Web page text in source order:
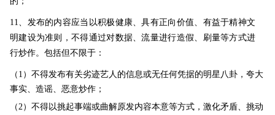
11、发布的内容应当以积极健康、具有正向价值、有益于精神文
明建设为准则，不得通过对数据、流量进行造假、刷量等方式进
行炒作。包括但不限于：
（1）不得发布有关劣迹艺人的信息或无任何凭据的明星八卦，夸大
事实、造谣、恶意炒作；
（2）不得以挑起事端或曲解原发内容本意等方式，激化矛盾、挑动